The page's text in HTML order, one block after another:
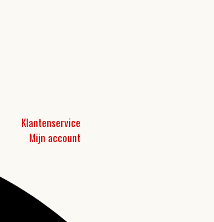
Klantenservice
Mijn account